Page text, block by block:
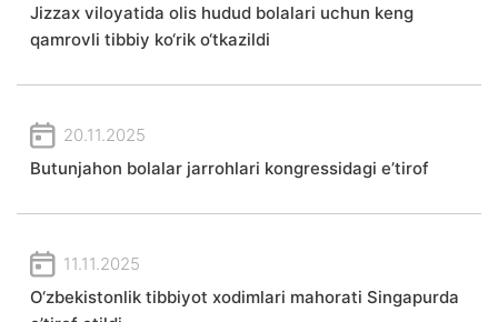
Jizzax viloyatida olis hudud bolalari uchun keng
qamrovli tibbiy ko‘rik o‘tkazildi
20.11.2025
Butunjahon bolalar jarrohlari kongressidagi e’tirof
11.11.2025
O‘zbekistonlik tibbiyot xodimlari mahorati Singapurda